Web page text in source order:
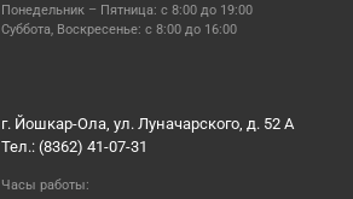
Понедельник – Пятница: с 8:00 до 19:00
Суббота, Воскресенье: с 8:00 до 16:00
г. Йошкар-Ола, ул. Луначарского, д. 52 А
Тел.: (8362) 41-07-31
Часы работы: